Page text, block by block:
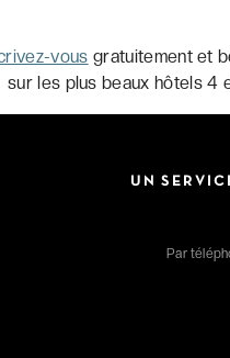
vous gratuitement et
sur les plus beaux hôtels 4
UN
Par